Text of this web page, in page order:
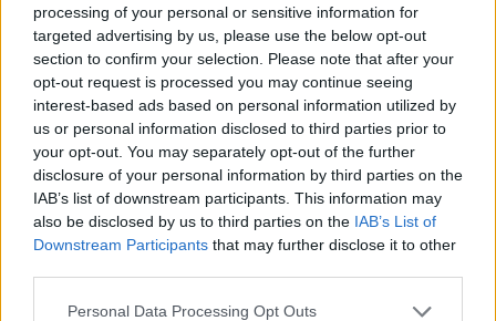
processing of your personal or sensitive information for
targeted advertising by us, please use the below opt-out
section to confirm your selection. Please note that after your
opt-out request is processed you may continue seeing
interest-based ads based on personal information utilized by
us or personal information disclosed to third parties prior to
your opt-out. You may separately opt-out of the further
disclosure of your personal information by third parties on the
IAB’s list of downstream participants. This information may
also be disclosed by us to third parties on the IAB’s List of
Downstream Participants that may further disclose it to other
Please note that this website/app uses one or more Google
Personal Data Processing Opt Outs
A portál szerint hozzájuk csatlakozhat rövid időn
belül a 21 esztendős szerb utánpótlás válogatott,
Uros Drezgic, aki az orosz Rubin Kazan labdarúgója.
Érdekesség, hogy a fiatal játékos korábban együtt
futballozott Rakonjaccal a szerb FK Cukarickiben,
ahonnan utóbbi két éve nyáron távozott, míg
Drezgic egy évvel később, 2023 szeptemberében. A
boon.hu kiemelte, hogy Szatmári, Bárdos, Lund,
Baco és Chorbazdhyski is bevehető a védelem
közepén (csakúgy, mint Drezgic), így elképelhető,
hogy a szerb játékos érkezése után a felsoroltak
közül lesz, aki távozik.